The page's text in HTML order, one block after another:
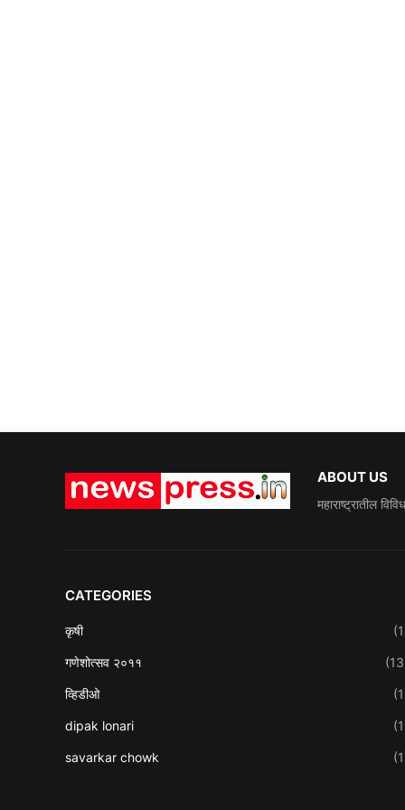
ABOUT US
महाराष्ट्रातील
CATEGORIES
कृषी
गणेशोत्सव २०११
व्हिडीओ
dipak lonari
savarkar chowk